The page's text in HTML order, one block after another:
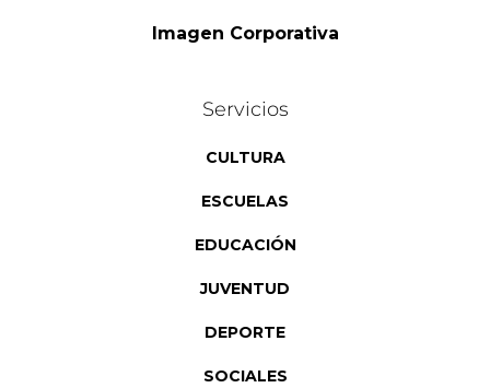
Imagen Corporativa
Servicios
CULTURA
ESCUELAS
EDUCACIÓN
JUVENTUD
DEPORTE
SOCIALES